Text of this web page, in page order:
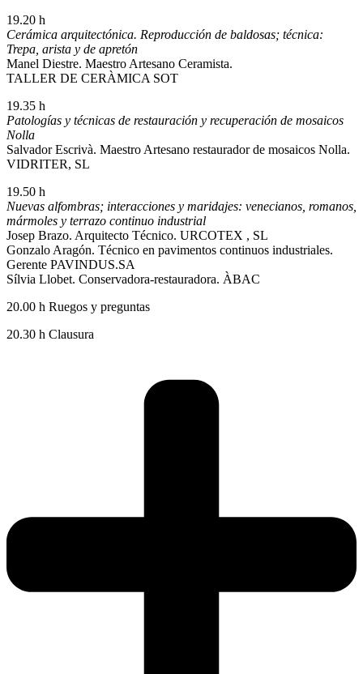
19.20 h
Cerámica arquitectónica. Reproducción de baldosas; técnica:
Trepa, arista y de apretón
Manel Diestre. Maestro Artesano Ceramista.
TALLER DE CERÀMICA SOT
19.35 h
Patologías y técnicas de restauración y recuperación de mosaicos
Nolla
Salvador Escrivà. Maestro Artesano restaurador de mosaicos Nolla.
VIDRITER, SL
19.50 h
Nuevas alfombras; interacciones y maridajes: venecianos, romanos,
mármoles y terrazo continuo industrial
Josep Brazo. Arquitecto Técnico. URCOTEX , SL
Gonzalo Aragón. Técnico en pavimentos continuos industriales.
Gerente PAVINDUS.SA
Sílvia Llobet. Conservadora-restauradora. ÀBAC
20.00 h Ruegos y preguntas
20.30 h Clausura